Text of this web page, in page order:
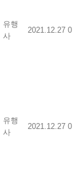
유행
사
2021.12.27 0
유행
사
2021.12.27 0